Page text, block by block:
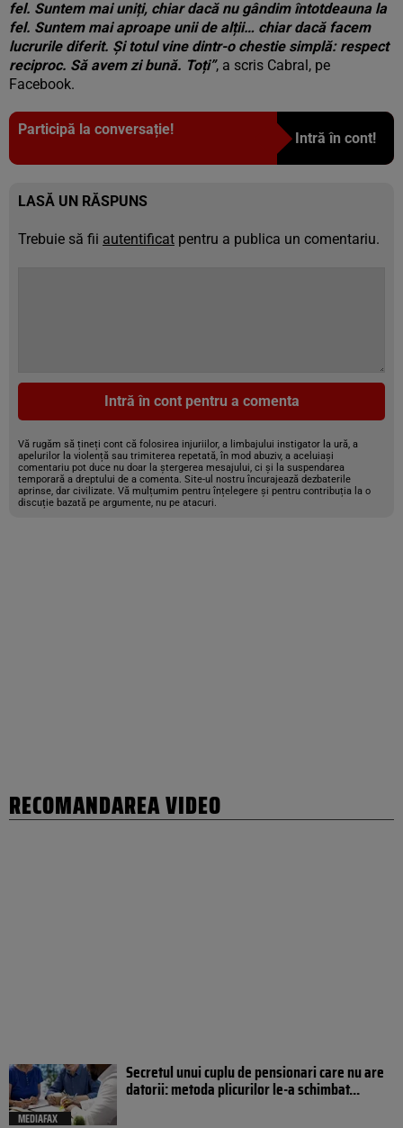
fel. Suntem mai uniți, chiar dacă nu gândim întotdeauna la
fel. Suntem mai aproape unii de alții… chiar dacă facem
lucrurile diferit. Și totul vine dintr-o chestie simplă: respect
reciproc. Să avem zi bună. Toți”, a scris Cabral, pe
Facebook.
Participă la conversație!
Intră în cont!
LASĂ UN RĂSPUNS
Trebuie să fii autentificat pentru a publica un comentariu.
Intră în cont pentru a comenta
Vă rugăm să țineți cont că folosirea injuriilor, a limbajului instigator la ură, a
apelurilor la violență sau trimiterea repetată, în mod abuziv, a aceluiași
comentariu pot duce nu doar la ștergerea mesajului, ci și la suspendarea
temporară a dreptului de a comenta. Site-ul nostru încurajează dezbaterile
aprinse, dar civilizate. Vă mulțumim pentru înțelegere și pentru contribuția la o
discuție bazată pe argumente, nu pe atacuri.
RECOMANDAREA VIDEO
MEDIAFAX
Secretul unui cuplu de pensionari care nu are
datorii: metoda plicurilor le-a schimbat...